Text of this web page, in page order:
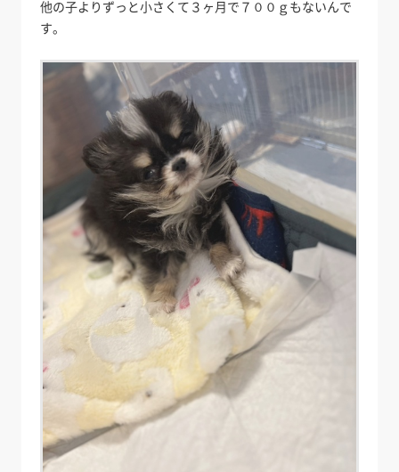
他の子よりずっと小さくて３ヶ月で７００ｇもないんで
す。